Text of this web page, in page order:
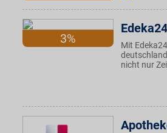
3%
Edeka24
Mit
nicht nur